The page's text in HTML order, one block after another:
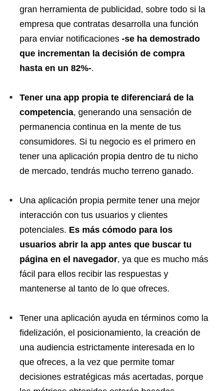
gran herramienta de publicidad, sobre todo si la
empresa que contratas desarrolla una función
para enviar notificaciones -se ha demostrado
que incrementan la decisión de compra
hasta en un 82%-.
Tener una app propia te diferenciará de la
competencia, generando una sensación de
permanencia continua en la mente de tus
consumidores. Si tu negocio es el primero en
tener una aplicación propia dentro de tu nicho
de mercado, tendrás mucho terreno ganado.
Una aplicación propia permite tener una mejor
interacción con tus usuarios y clientes
potenciales. Es más cómodo para los
usuarios abrir la app antes que buscar tu
página en el navegador, ya que es mucho más
fácil para ellos recibir las respuestas y
mantenerse al tanto de lo que ofreces.
Tener una aplicación ayuda en términos como la
fidelización, el posicionamiento, la creación de
una audiencia estrictamente interesada en lo
que ofreces, a la vez que permite tomar
decisiones estratégicas más acertadas, porque